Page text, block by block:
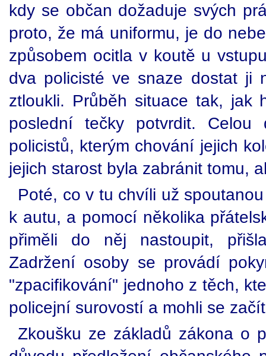
kdy se občan dožaduje svých
proto, že má uniformu, je do
způsobem ocitla v koutě u
dva policisté ve snaze dostat ji
ztloukli. Průběh situace tak, jak
poslední tečky potvrdit. Celou
policistů, kterým chování jejich
jejich starost byla zabránit tomu,
Poté, co v tu chvíli už
k autu, a pomocí několika
přiměli do něj nastoupit,
Zadržení osoby se provádí
"zpacifikování" jednoho z těch,
policejní surovostí a mohli se
Zkoušku ze základů zákona o